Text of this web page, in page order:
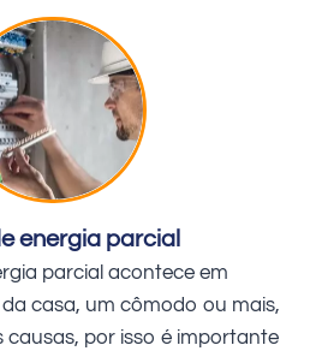
energia parcial
parcial acontece em
casa, um cômodo ou mais,
causas, por isso é importante